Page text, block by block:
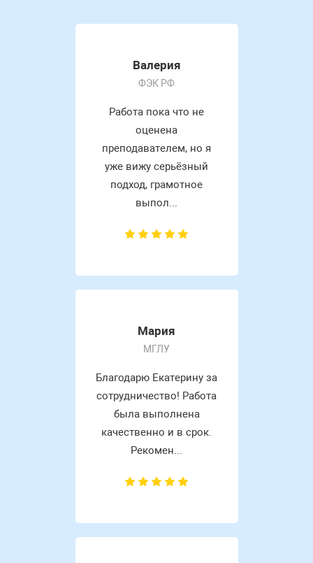
Валерия
ФЭК РФ
Работа пока что не
оценена
преподавателем, но я
уже вижу серьёзный
подход, грамотное
выпол...
Мария
МГЛУ
Благодарю Екатерину за
сотрудничество! Работа
была выполнена
качественно и в срок.
Рекомен...